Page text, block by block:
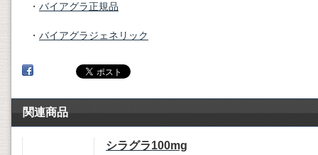
・ バイアグラ正規品
・ バイアグラジェネリック
関連商品
シラグラ100mg